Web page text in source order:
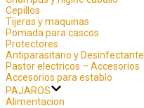
Cepillos
Tijeras y maquinas
Pomada para cascos
Protectores
Antiparasitario y Desinfectante
Pastor electricos – Accesorios
Accesorios para establo
PAJAROS
Alimentacion